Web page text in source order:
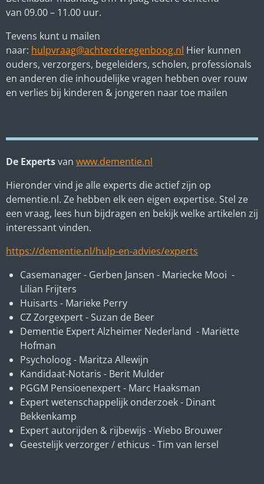
van 09.00 – 11.00 uur.
Tevens kunt u mailen
naar: hulpvraag@achterderegenboog.nl Hier kunnen
ouders, verzorgers, begeleiders, scholen, professionals
en anderen die inhoudelijke vragen hebben over rouw
en verlies bij kinderen & jongeren naar toe mailen
De Expertsvan www.dementie.nl
Hieronder vind je alle experts die actief zijn op
dementie.nl. Ze hebben elk een eigen expertise. Stel ze
een vraag, lees hun bijdragen en bekijk welke artikelen zij
interessant vinden.
https://dementie.nl/hulp-en-advies/experts
Casemanager - Gerben Jansen - Mariecke Mooi -
Lilian Frijters
Huisarts - Marieke Perry
CZ Zorgexpert - Suzan de Beer
Dementie Expert Alzheimer Nederland - Mariëtte
Hofman
Psycholoog - Maritza Allewijn
Kandidaat-Notaris - Berit Mulder
PGGM Pensioenexpert - Marc Haaksman
Expert wetenschappelijk onderzoek - Dinant
Bekkenkamp
Expert autorijden & rijbewijs - Wiebo Brouwer
Geestelijk verzorger / ethicus - Tim van Iersel